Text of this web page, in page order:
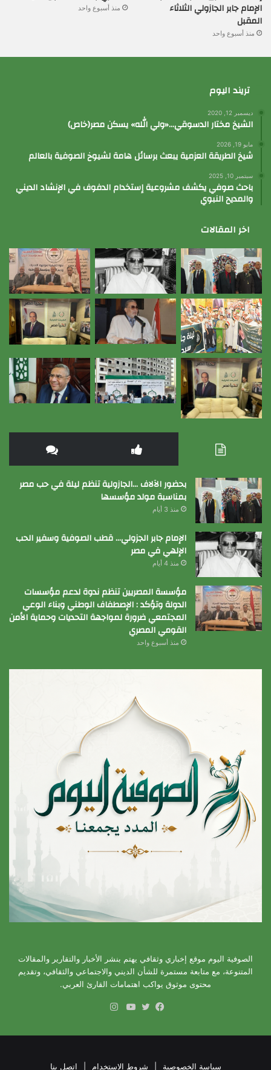
الإمام جابر الجازولي الثلاثاء
المقبل
منذ أسبوع واحد
منذ أسبوع واحد
تريند اليوم
ديسمبر 12, 2020
الشيخ مختار الدسوقي…«ولي الله» يسكن مصر(خاص)
مايو 19, 2026
شيخ الطريقة العزمية يبعث برسائل هامة لشيوخ الصوفية بالعالم
سبتمبر 10, 2025
باحث صوفي يكشف مشروعية إستخدام الدفوف في الإنشاد الديني
والمديح النبوي
اخر المقالات
بحضور الآلاف …الجازولية تنظم ليلة في حب مصر
بمناسبة مولد مؤسسها
منذ 3 أيام
الإمام جابر الجزولي… قطب الصوفية وسفير الحب
الإلهي في مصر
منذ 4 أيام
مؤسسة المصريين تنظم ندوة لدعم مؤسسات
الدولة وتؤكد : الإصطفاف الوطني وبناء الوعي
المجتمعي ضرورة لمواجهة التحديات وحماية الأمن
القومي المصري
منذ أسبوع واحد
الصوفية اليوم موقع إخباري وثقافي يهتم بنشر الأخبار والتقارير والمقالات
المتنوعة، مع متابعة مستمرة للشأن الديني والاجتماعي والثقافي، وتقديم
محتوى موثوق يواكب اهتمامات القارئ العربي.
سياسة الخصوصية شروط الاستخدام اتصل بنا